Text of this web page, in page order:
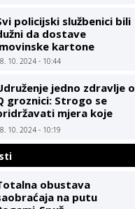
policijski službenici bili
da dostave
kartone
10. 2024 - 10:44
jedno zdravlje o
groznici: Strogo se
mjera koje
zdravstvene i
10. 2024 - 10:19
obustava
na putu